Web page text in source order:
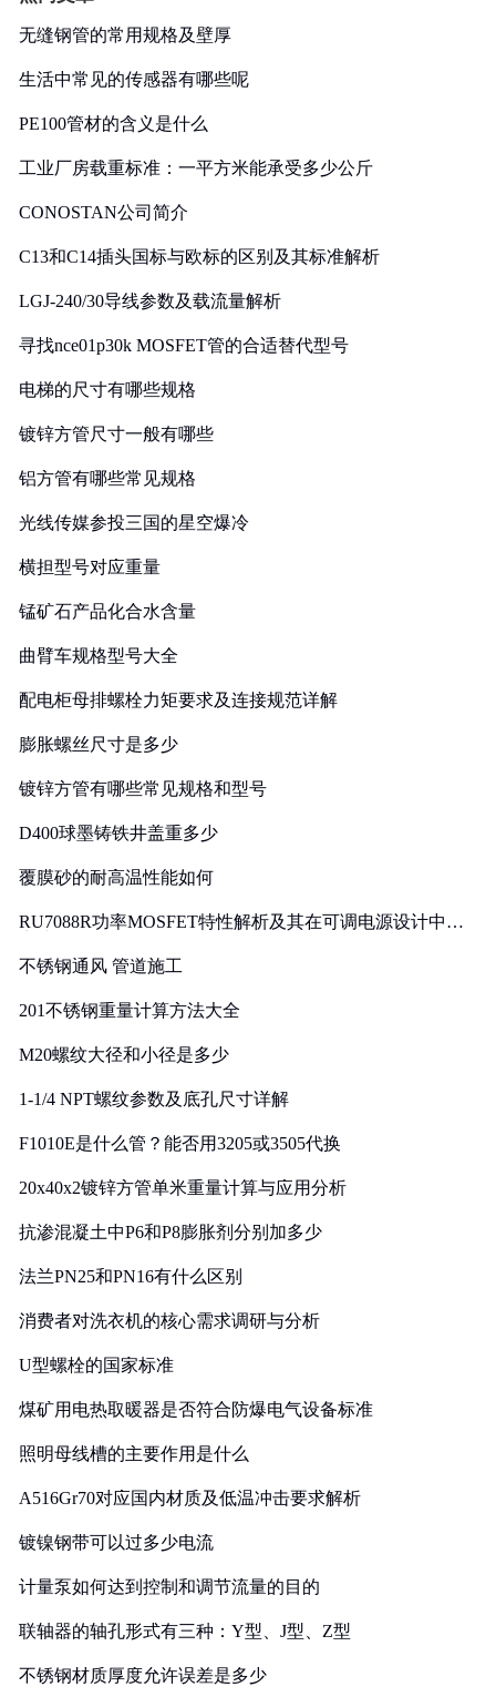
无缝钢管的常用规格及壁厚
生活中常见的传感器有哪些呢
PE100管材的含义是什么
工业厂房载重标准：一平方米能承受多少公斤
CONOSTAN公司简介
C13和C14插头国标与欧标的区别及其标准解析
LGJ-240/30导线参数及载流量解析
寻找nce01p30k MOSFET管的合适替代型号
电梯的尺寸有哪些规格
镀锌方管尺寸一般有哪些
铝方管有哪些常见规格
光线传媒参投三国的星空爆冷
横担型号对应重量
锰矿石产品化合水含量
曲臂车规格型号大全
配电柜母排螺栓力矩要求及连接规范详解
膨胀螺丝尺寸是多少
镀锌方管有哪些常见规格和型号
D400球墨铸铁井盖重多少
覆膜砂的耐高温性能如何
RU7088R功率MOSFET特性解析及其在可调电源设计中的
不锈钢通风 管道施工
201不锈钢重量计算方法大全
M20螺纹大径和小径是多少
1-1/4 NPT螺纹参数及底孔尺寸详解
F1010E是什么管？能否用3205或3505代换
20x40x2镀锌方管单米重量计算与应用分析
抗渗混凝土中P6和P8膨胀剂分别加多少
法兰PN25和PN16有什么区别
消费者对洗衣机的核心需求调研与分析
U型螺栓的国家标准
煤矿用电热取暖器是否符合防爆电气设备标准
照明母线槽的主要作用是什么
A516Gr70对应国内材质及低温冲击要求解析
镀镍钢带可以过多少电流
计量泵如何达到控制和调节流量的目的
联轴器的轴孔形式有三种：Y型、J型、Z型
不锈钢材质厚度允许误差是多少